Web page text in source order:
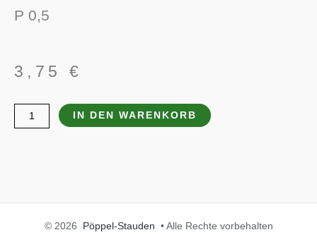
P 0,5
3,75 €
Lavandula
angustifolia
IN DEN WARENKORB
© 2026 Pöppel-Stauden • Alle Rechte vorbehalten